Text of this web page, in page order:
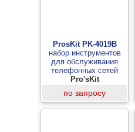
ProsKit PK-4019B
набор инструментов
для обслуживания
телефонных сетей
Pro'sKit
по запросу